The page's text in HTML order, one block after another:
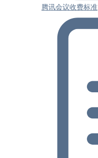
腾讯会议收费标准